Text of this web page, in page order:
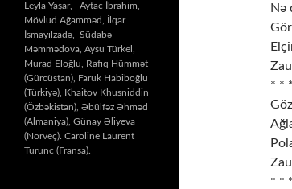
Nə
* * *
* * *
Leyla Yaşar, Aytac İbrahim,
Mövlud Ağamməd, İlqar
İsmayılzadə, Südabə
Məmmədova, Aysu Türkel,
Murad Eloğlu, Rafiq Hümmət
(Gürcüstan), Faruk Habiboğlu
(Türkiyə), Khaitov Khusniddin
(Özbəkistan), Əbülfəz Əhməd
(Almaniya), Günay Əliyeva
(Norveç). Caroline Laurent
Turunc (Fransa).